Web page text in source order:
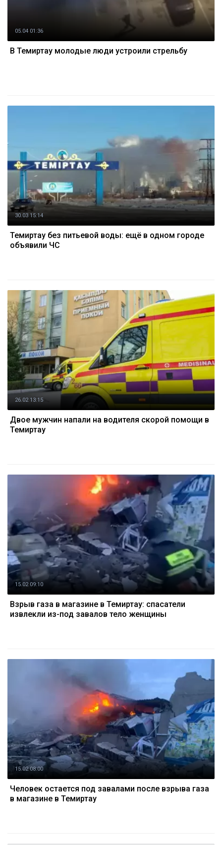
05.04 01:36
В Темиртау молодые люди устроили стрельбу
30.03 15:14
Темиртау без питьевой воды: ещё в одном городе
объявили ЧС
26.02 13:15
Двое мужчин напали на водителя скорой помощи в
Темиртау
15.02 09:10
Взрыв газа в магазине в Темиртау: спасатели
извлекли из-под завалов тело женщины
15.02 08:00
Человек остается под завалами после взрыва газа
в магазине в Темиртау